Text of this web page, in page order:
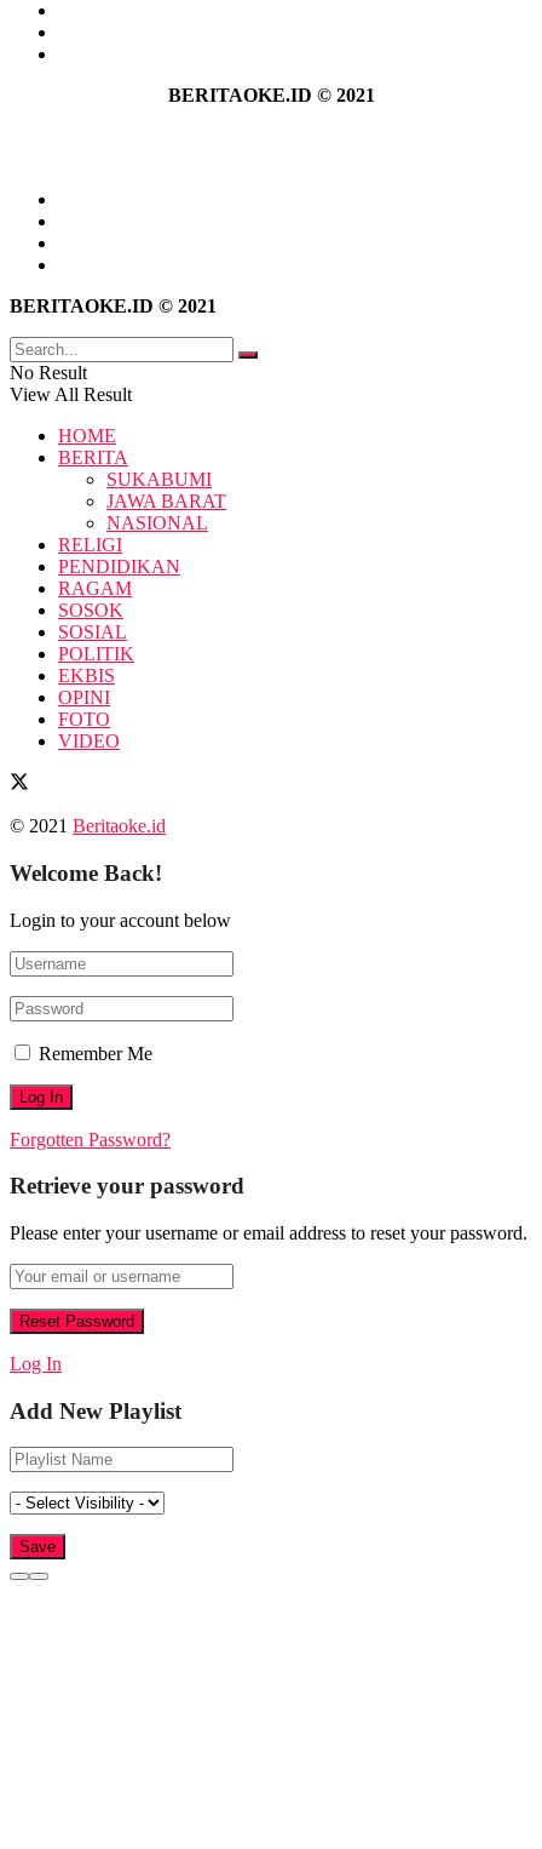
BERITAOKE.ID © 2021
BERITAOKE.ID © 2021
No Result
View All Result
HOME
BERITA
SUKABUMI
JAWA BARAT
NASIONAL
RELIGI
PENDIDIKAN
RAGAM
SOSOK
SOSIAL
POLITIK
EKBIS
OPINI
FOTO
VIDEO
© 2021 Beritaoke.id
Welcome Back!
Login to your account below
Remember Me
Forgotten Password?
Retrieve your password
Please enter your username or email address to reset your password.
Log In
Add New Playlist